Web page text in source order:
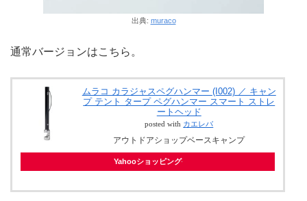
出典: muraco
通常バージョンはこちら。
ムラコ カラジャスペグハンマー (I002) ／ キャン
プ テント タープ ペグハンマー スマート ストレ
ートヘッド
posted with カエレバ
アウトドアショップベースキャンプ
Yahooショッピング